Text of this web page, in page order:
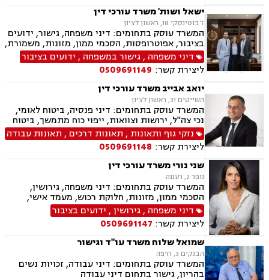
ישאל ושות' משרד עורכי דין
ז'בוטינסקי 18, ראשון לציון
המשרד עוסק בתחומים: דיני משפחה, גישור, ידועים
בציבור, אפוטרופסות, הסכמי ממון, מזונות, משמורת,
גירושין, טוען רבני, חלוקת רכוש, מעמד אישי, זמני
שהות, אומנה, ניכור הורי, מקרקעין ונדל"ן, ליקויי
בניה, עסקאות מכר דירה, דיני חברות, מסחרי אזרחי,
צווי מניעה, הוצאה לפועל ירושות וצוואות, גישור
עסקי, סכסוכי שכנים
דיני משפחה ,גישור במשפחה , ידועים בציבור
ליצירת קשר: 0509691149
יואב אבייב משרד עורכי דין
השייטים 31, ראשון לציון
המשרד עוסק בתחומים: דיני פנסיה, ביטוח לאומי,
נכי צה"ל, ירושות וצוואות, ייפוי כוח מתמשך, ביטוח
סיעודי, תביעות ביטוח ונזקי רכוש, נזקי גוף ותאונות,
תאונות דרכים, תאונות עבודה, בריאות הנפש, אובדן
כושר עבודה, תאונות תלמידים, רשלנות רפואית.
נזקי גוף ותאונות , תאונות דרכים , תאונות עבודה
ליצירת קשר: 0509691148
שני נורי משרד עורכי דין
נופר 2, רעננה
המשרד עוסק בתחומים: דיני משפחה, גירושין,
הסכמי ממון, מזונות, חלוקת רכוש, מעמד אישי,
תיאום הורי, זמני שהות, אלימות במשפחה, ניכור
הורי, אפוטרופסות, ירושות וצוואות, גישור במשפחה,
ליטיגציה, ייפוי כוח מתמשך
דיני משפחה ,גירושין, ידועים בציבור
ליצירת קשר: 0509691147
שמואל שלוח משרד עו"ד וגישור
הבנקים 3, חיפה
המשרד עוסק בתחומים: דיני עבודה, זכויות נשים
בהריון, גישור בתחום דיני עבודה